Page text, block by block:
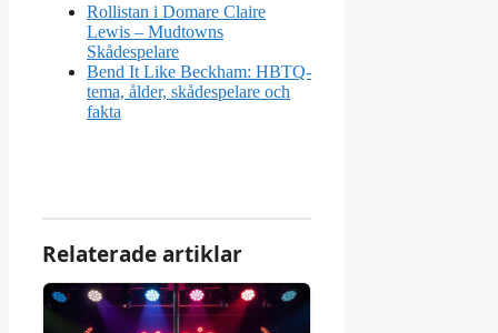
Rollistan i Domare Claire
Lewis – Mudtowns
Skådespelare
Bend It Like Beckham: HBTQ-
tema, ålder, skådespelare och
fakta
Relaterade artiklar